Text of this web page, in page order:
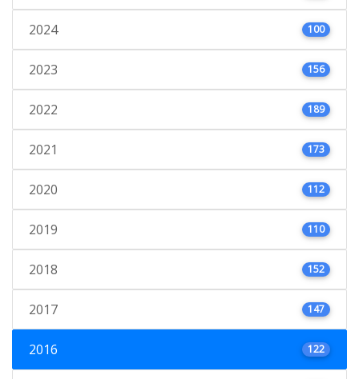
2024 100
2023 156
2022 189
2021 173
2020 112
2019 110
2018 152
2017 147
2016 122